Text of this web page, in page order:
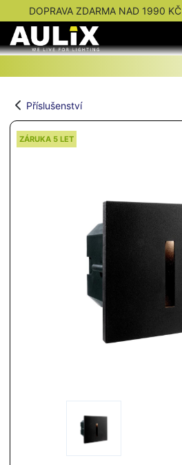
DOPRAVA ZDARMA NAD 1990 KČ
Příslušenství
ZÁRUKA 5 LET